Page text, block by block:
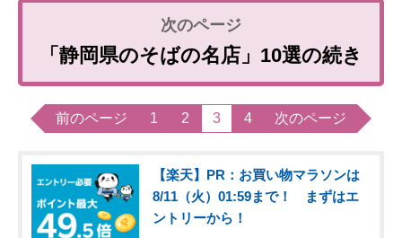
「静岡県のそばの名店」10選の続き
前のページ 1 2 3 4 次のページ
【楽天】PR：お買い物マラソンは
8/11（火）01:59まで！ まずはエ
ントリーから！